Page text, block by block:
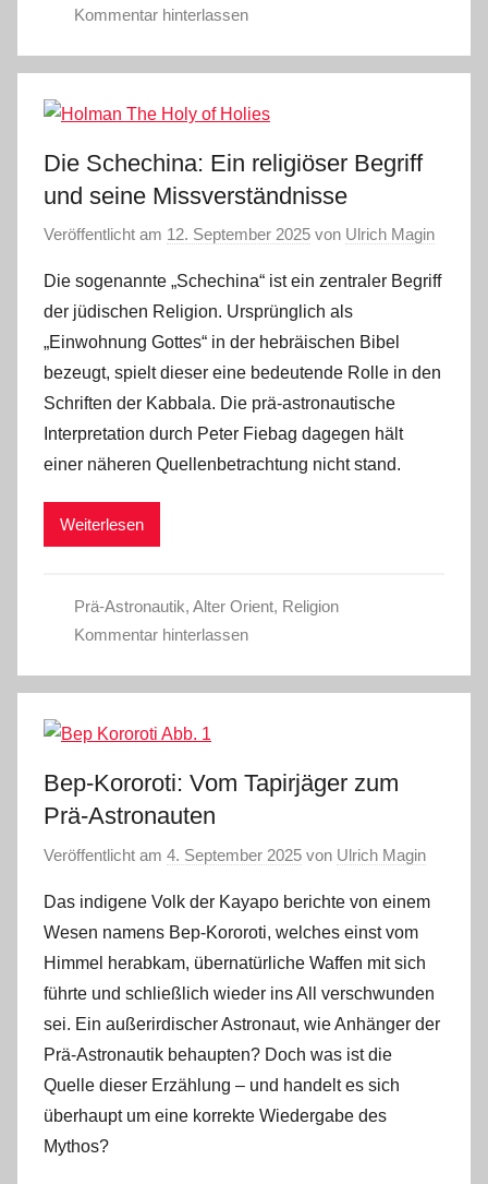
Kommentar hinterlassen
Die Schechina: Ein religiöser Begriff
und seine Missverständnisse
Veröffentlicht am 12. September 2025 von Ulrich Magin
Die sogenannte „Schechina“ ist ein zentraler Begriff
der jüdischen Religion. Ursprünglich als
„Einwohnung Gottes“ in der hebräischen Bibel
bezeugt, spielt dieser eine bedeutende Rolle in den
Schriften der Kabbala. Die prä-astronautische
Interpretation durch Peter Fiebag dagegen hält
einer näheren Quellenbetrachtung nicht stand.
Weiterlesen
Prä-Astronautik, Alter Orient, Religion
Kommentar hinterlassen
Bep-Kororoti: Vom Tapirjäger zum
Prä-Astronauten
Veröffentlicht am 4. September 2025 von Ulrich Magin
Das indigene Volk der Kayapo berichte von einem
Wesen namens Bep-Kororoti, welches einst vom
Himmel herabkam, übernatürliche Waffen mit sich
führte und schließlich wieder ins All verschwunden
sei. Ein außerirdischer Astronaut, wie Anhänger der
Prä-Astronautik behaupten? Doch was ist die
Quelle dieser Erzählung – und handelt es sich
überhaupt um eine korrekte Wiedergabe des
Mythos?